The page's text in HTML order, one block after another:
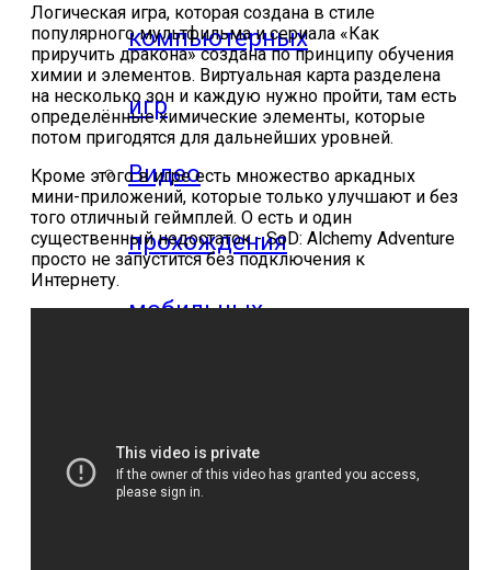
компьютерных
игр
Видео
прохождения
мобильных
Где логика
Логическая игра, которая создана в стиле
популярного мультфильма и сериала «Как
приручить дракона» создана по принципу обучения
химии и элементов. Виртуальная карта разделена
на несколько зон и каждую нужно пройти, там есть
определённые химические элементы, которые
потом пригодятся для дальнейших уровней.
Кроме этого в игре есть множество аркадных
мини-приложений, которые только улучшают и без
того отличный геймплей. О есть и один
существенный недостаток - SoD: Alchemy Adventure
просто не запустится без подключения к
Интернету.